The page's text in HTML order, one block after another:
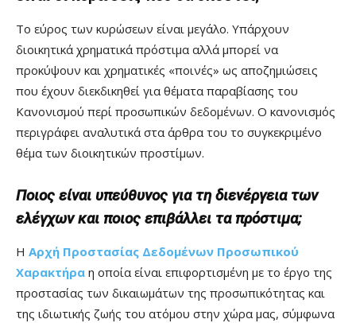
Το εύρος των κυρώσεων είναι μεγάλο. Υπάρχουν
διοικητικά χρηματικά πρόστιμα αλλά μπορεί να
προκύψουν και χρηματικές «ποινές» ως αποζημιώσεις
που έχουν διεκδικηθεί για θέματα παραβίασης του
Κανονισμού περί προσωπικών δεδομένων. Ο κανονισμός
περιγράφει αναλυτικά στα άρθρα του το συγκεκριμένο
θέμα των διοικητικών προστίμων.
Ποιος είναι υπεύθυνος για τη διενέργεια των
ελέγχων και ποιος επιβάλλει τα πρόστιμα;
Η Αρχή Προστασίας Δεδομένων Προσωπικού
Χαρακτήρα η οποία είναι επιφορτισμένη με το έργο της
προστασίας των δικαιωμάτων της προσωπικότητας και
της ιδιωτικής ζωής του ατόμου στην χώρα μας, σύμφωνα